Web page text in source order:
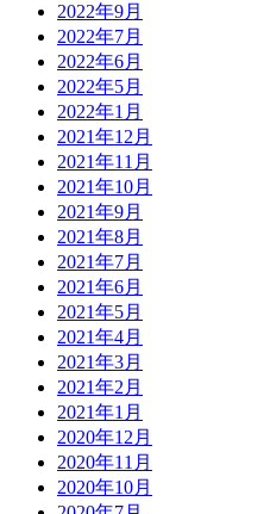
2022年9月
2022年7月
2022年6月
2022年5月
2022年1月
2021年12月
2021年11月
2021年10月
2021年9月
2021年8月
2021年7月
2021年6月
2021年5月
2021年4月
2021年3月
2021年2月
2021年1月
2020年12月
2020年11月
2020年10月